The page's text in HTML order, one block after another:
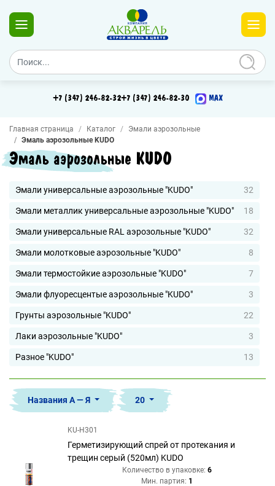
+7 (347) 246-82-32+7 (347) 246-82-30 MAX
Главная страница Каталог
Эмали аэрозольные
Эмаль аэрозольные KUDO
Эмаль аэрозольные KUDO
Эмали универсальные аэрозольные "KUDO" 32
Эмали металлик универсальные аэрозольные "KUDO" 18
Эмали универсальные RAL аэрозольные "KUDO" 32
Эмали молотковые аэрозольные "KUDO" 8
Эмали термостойкие аэрозольные "KUDO" 7
Эмали флуоресцентые аэрозольные "KUDO" 3
Грунты аэрозольные "KUDO" 22
Лаки аэрозольные "KUDO" 3
Разное "KUDO" 13
Названия А — Я 20
KU-H301
Герметизирующий спрей от протекания и
трещин серый (520мл) KUDO
Количество в упаковке: 6
Мин. партия: 1